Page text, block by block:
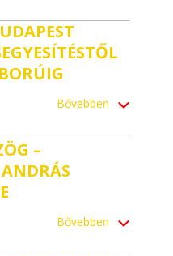
Bővebben
–
Bővebben